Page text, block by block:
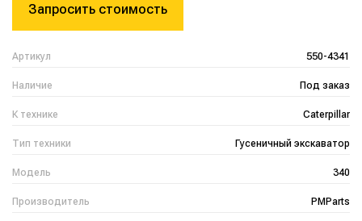
Артикул 550-4341
Наличие Под заказ
К технике Caterpillar
Тип техники Гусеничный экскаватор
Модель 340
Производитель PMParts
Запросить стоимость